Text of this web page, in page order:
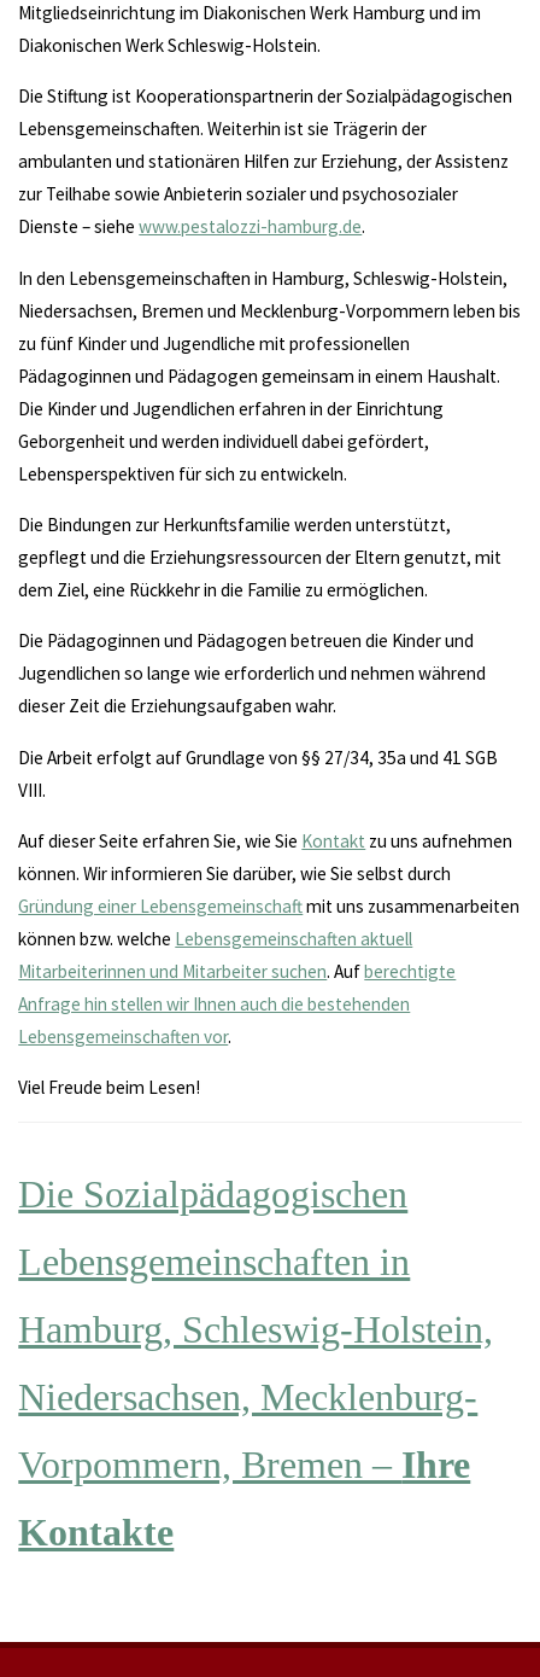
Mitgliedseinrichtung im Diakonischen Werk Hamburg und im
Diakonischen Werk Schleswig-Holstein.
Die Stiftung ist Kooperationspartnerin der Sozialpädagogischen
Lebensgemeinschaften. Weiterhin ist sie Trägerin der
ambulanten und stationären Hilfen zur Erziehung, der Assistenz
zur Teilhabe sowie Anbieterin sozialer und psychosozialer
Dienste – siehewww.pestalozzi-hamburg.de.
In den Lebensgemeinschaften in Hamburg, Schleswig-Holstein,
Niedersachsen, Bremen und Mecklenburg-Vorpommern leben bis
zu fünf Kinder und Jugendliche mit professionellen
Pädagoginnen und Pädagogen gemeinsam in einem Haushalt.
Die Kinder und Jugendlichen erfahren in der Einrichtung
Geborgenheit und werden individuell dabei gefördert,
Lebensperspektiven für sich zu entwickeln.
Die Bindungen zur Herkunftsfamilie werden unterstützt,
gepflegt und die Erziehungsressourcen der Eltern genutzt, mit
dem Ziel, eine Rückkehr in die Familie zu ermöglichen.
Die Pädagoginnen und Pädagogen betreuen die Kinder und
Jugendlichen so lange wie erforderlich und nehmen während
dieser Zeit die Erziehungsaufgaben wahr.
Die Arbeit erfolgt auf Grundlage von §§ 27/34, 35a und 41 SGB
VIII.
Auf dieser Seite erfahren Sie, wie Sie Kontakt zu uns aufnehmen
können. Wir informieren Sie darüber, wie Sie selbst durch
Gründung einer Lebensgemeinschaftmit uns zusammenarbeiten
können bzw. welche Lebensgemeinschaften aktuell
Mitarbeiterinnen und Mitarbeiter suchen. Aufberechtigte
Anfrage hin stellen wir Ihnen auch die bestehenden
Lebensgemeinschaften vor.
Viel Freude beim Lesen!
Die Sozialpädagogischen
Lebensgemeinschaften in
Hamburg, Schleswig-Holstein,
Niedersachsen, Mecklenburg-
Vorpommern, Bremen – Ihre
Kontakte